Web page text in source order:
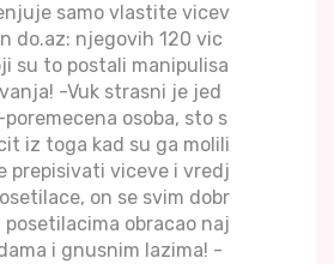
samo vlastite vicev
do.az: njegovih 120 vic
su to postali manipulisa
-Vuk strasni je jed
osoba, sto s
iz toga kad su ga molili
prepisivati viceve i vredj
on se svim dobr
posetilacima obracao naj
i gnusnim lazima! -